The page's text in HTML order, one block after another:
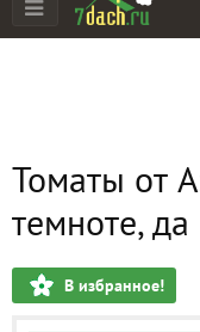
Томаты от
темноте,
В избранное!